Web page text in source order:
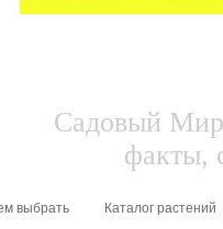
Садовый
факты,
выбрать Каталог растений